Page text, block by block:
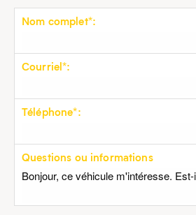
Nom complet*:
Courriel*:
Téléphone*:
Questions ou informations